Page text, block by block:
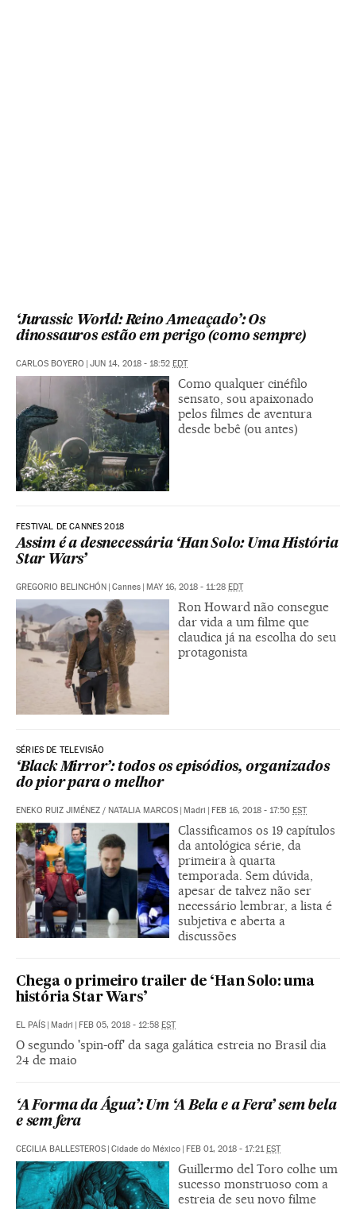
‘Jurassic World: Reino Ameaçado’: Os
dinossauros estão em perigo (como sempre)
CARLOS BOYERO | JUN 14, 2018 - 18:52 EDT
Como qualquer cinéfilo
sensato, sou apaixonado
pelos filmes de aventura
desde bebê (ou antes)
FESTIVAL DE CANNES 2018
Assim é a desnecessária ‘Han Solo: Uma História
Star Wars’
GREGORIO BELINCHÓN | Cannes | MAY 16, 2018 - 11:28 EDT
Ron Howard não consegue
dar vida a um filme que
claudica já na escolha do seu
protagonista
SÉRIES DE TELEVISÃO
‘Black Mirror’: todos os episódios, organizados
do pior para o melhor
ENEKO RUIZ JIMÉNEZ / NATALIA MARCOS | Madri | FEB 16, 2018 - 17:50 EST
Classificamos os 19 capítulos
da antológica série, da
primeira à quarta
temporada. Sem dúvida,
apesar de talvez não ser
necessário lembrar, a lista é
subjetiva e aberta a
discussões
Chega o primeiro trailer de ‘Han Solo: uma
história Star Wars’
EL PAÍS | Madri | FEB 05, 2018 - 12:58 EST
O segundo 'spin-off' da saga galática estreia no Brasil dia
24 de maio
‘A Forma da Água’: Um ‘A Bela e a Fera’ sem bela
e sem fera
CECILIA BALLESTEROS | Cidade do México | FEB 01, 2018 - 17:21 EST
Guillermo del Toro colhe um
sucesso monstruoso com a
estreia de seu novo filme